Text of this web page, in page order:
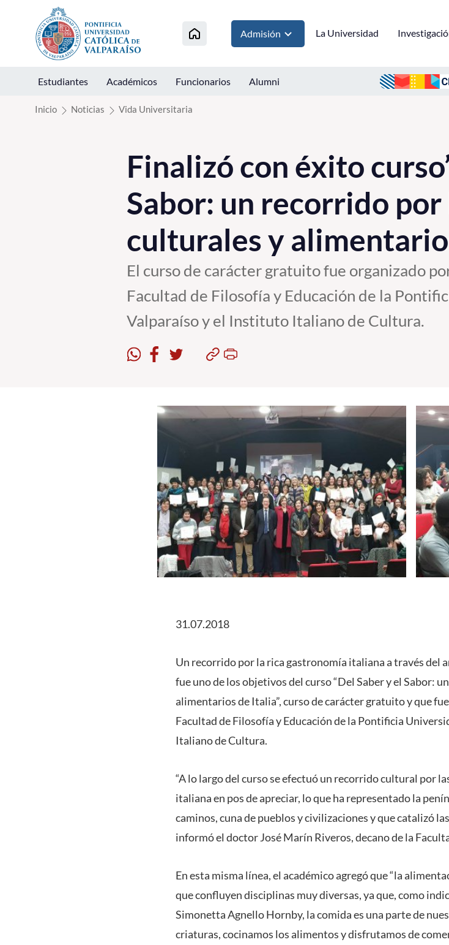
Click acá para ir directamente al contenido
Admisión La Universidad
Estudiantes Académicos Funcionarios Alumni
Inicio Noticias Vida Universitaria
Finalizó con éxito
Sabor: un recorrido por
culturales y
El curso de carácter gratuito fue organizado
Facultad de Filosofía y Educación de la
Valparaíso y el Instituto Italiano de Cultura.
31.07.2018
Un recorrido por la rica gastronomía italiana a través del
fue uno de los objetivos del curso “Del Saber y el Sabor:
alimentarios de Italia”, curso de carácter gratuito y que
Facultad de Filosofía y Educación de la Pontificia
Italiano de Cultura.
“A lo largo del curso se efectuó un recorrido cultural por
italiana en pos de apreciar, lo que ha representado la
caminos, cuna de pueblos y civilizaciones y que catalizó
informó el doctor José Marín Riveros, decano de la
En esta misma línea, el académico agregó que “la
que confluyen disciplinas muy diversas, ya que, como
Simonetta Agnello Hornby, la comida es una parte de
criaturas, cocinamos los alimentos y disfrutamos de